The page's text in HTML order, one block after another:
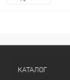
КАТАЛОГ